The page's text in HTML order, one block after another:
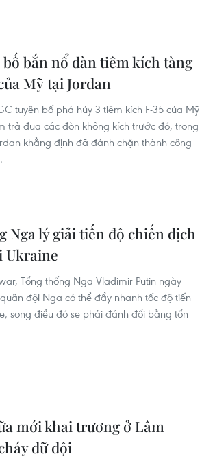
bắn nổ dàn tiêm kích tàng
Mỹ tại Jordan
tuyên bố phá hủy 3 tiêm kích F-35 của Mỹ
trả đũa các đòn không kích trước đó, trong
khẳng định đã đánh chặn thành công
Nga lý giải tiến độ chiến dịch
Ukraine
Tổng thống Nga Vladimir Putin ngày
đội Nga có thể đẩy nhanh tốc độ tiến
song điều đó sẽ phải đánh đổi bằng tổn
mới khai trương ở Lâm
dữ dội